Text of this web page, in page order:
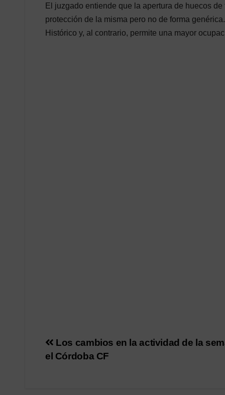
El juzgado entiende que la apertura de huecos
protección de la misma pero no de forma
Histórico y, al contrario, permite una mayor
Navegación
Los cambios en la actividad de la
el Córdoba CF